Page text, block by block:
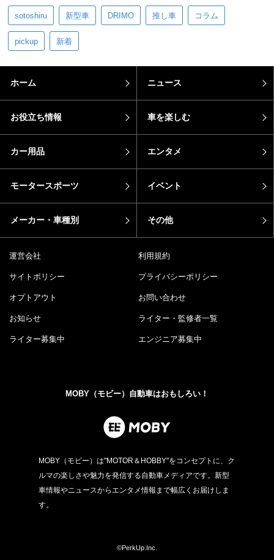
sotoshiru 新型車 DRIMO 推し車 コラム
pickup 新着
ホーム ニュース
お役立ち情報 車を楽しむ
カー用品 エンタメ
モータースポーツ イベント
メーカー・車種別 その他
運営会社 利用規約
サイトポリシー プライバシーポリシー
オプトアウト お問い合わせ
お知らせ ライター・監修者一覧
ライター募集中 エンジニア募集中
MOBY（モビー）自動車はおもしろい！
MOBY（モビー）は"MOTOR＆HOBBY"をコンセプトに、ク
ルマの楽しさや魅力を発信する自動車メディアです。新型
車情報やニュースからエンタメ情報まで幅広くお届けしま
す。
©PerkUp.Inc.